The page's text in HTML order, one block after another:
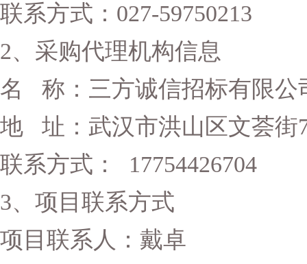
联系方式： 027-59750213
2、采购代理机构信息
名
称：三方诚信招标有限公
地 址：武汉市洪山区文荟街
联系方式：
17754426704
3、项目联系方式
项目联系人：戴卓